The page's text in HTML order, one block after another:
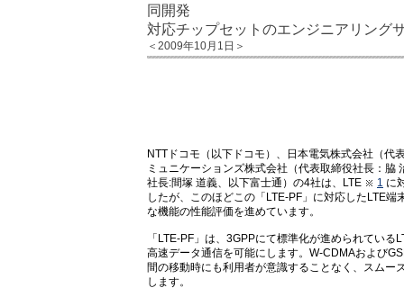
同開発
対応チップセットのエンジニアリング
＜2009年10月1日＞
NTTドコモ（以下ドコモ）、日本電気株式会社（代
ミュニケーションズ株式会社（代表取締役社長：
社長:間塚 道義、以下富士通）の4社は、LTE
1 に
したが、このほどこの「LTE-PF」に対応したLTE
な機能の性能評価を進めています。
「LTE-PF」は、3GPPにて標準化が進められてい
高速データ通信を可能にします。W-CDMAおよび
間の移動時にも利用者が意識することなく、スムー
します。